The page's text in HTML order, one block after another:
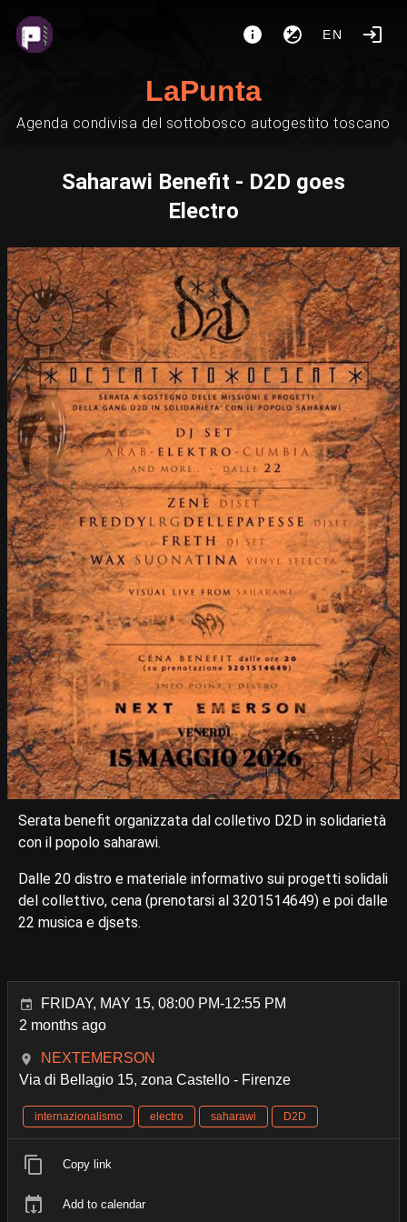
EN
LaPunta
Agenda condivisa del sottobosco autogestito toscano
Saharawi Benefit - D2D goes
Electro
Serata benefit organizzata dal colletivo D2D in solidarietà
con il popolo saharawi.
Dalle 20 distro e materiale informativo sui progetti solidali
del collettivo, cena (prenotarsi al 3201514649) e poi dalle
22 musica e djsets.
FRIDAY, MAY 15, 08:00 PM-12:55 PM
2 months ago
NEXTEMERSON
Via di Bellagio 15, zona Castello - Firenze
internazionalismo electro saharawi D2D
Copy link
Add to calendar